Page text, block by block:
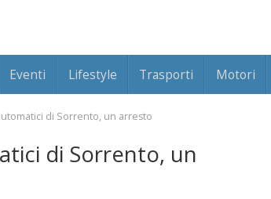
Eventi Lifestyle Trasporti Motori
di Sorrento, un arresto
di Sorrento, un